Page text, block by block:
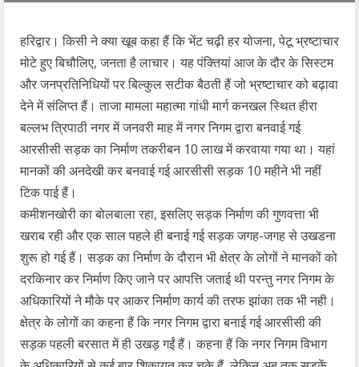
हरिद्वार। किसी ने क्या खूब कहा हैं कि भेंट चढ़ी हर योजना, पेटू भ्रष्टाचार
मोटे हुए बिचौलिए, जनता है लाचार। यह पंक्तियां आज के दौर के सिस्टम
और जनप्रतिनिधियों पर बिल्कुल सटीक बैठती हैं जो भ्रष्टाचार को बढ़ावा
देने में संलिप्त हैं। ताजा मामला महात्मा गांधी मार्ग कनखल स्थित हीरा
बल्लभ त्रिपाठी नगर में जनवरी माह में नगर निगम द्वारा बनवाई गई
आरसीसी सड़क का निर्माण तकरीबन 10 लाख में करवाया गया था। यहां
मानकों की अनदेखी कर बनवाई गई आरसीसी सड़क 10 महीने भी नहीं
टिक पाई हैं।
कमीशनखोरी का बोलबाला रहा, इसलिए सड़क निर्माण की गुणवत्ता भी
खराब रही और एक साल पहले ही बनाई गई सड़क जगह-जगह से उखडना
शुरू हो गई हैं। सड़क का निर्माण के दौरान भी क्षेत्र के लोगों ने मानकों को
दरकिनार कर निर्माण किए जाने पर आपत्ति जताई थी परन्तु नगर निगम के
अधिकारियों ने मौके पर आकर निर्माण कार्य की तरफ झांका तक भी नही।
क्षेत्र के लोगों का कहना हैं कि नगर निगम द्वारा बनाई गई आरसीसी की
सड़क पहली बरसात में ही उखड़ गईं हैं। कहना हैं कि नगर निगम विभाग